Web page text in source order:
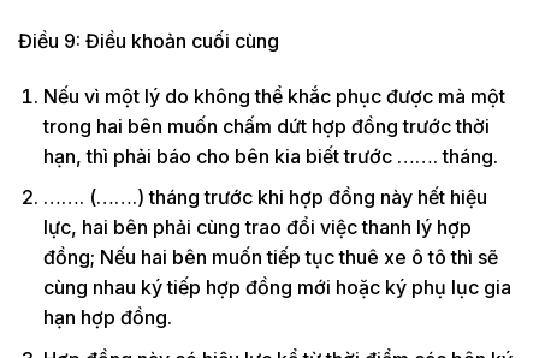
Điều 9: Điều khoản cuối cùng
Nếu vì một lý do không thể khắc phục được mà một
trong hai bên muốn chấm dứt hợp đồng trước thời
hạn, thì phải báo cho bên kia biết trước ……. tháng.
……. (…….) tháng trước khi hợp đồng này hết hiệu
lực, hai bên phải cùng trao đổi việc thanh lý hợp
đồng; Nếu hai bên muốn tiếp tục thuê xe ô tô thì sẽ
cùng nhau ký tiếp hợp đồng mới hoặc ký phụ lục gia
hạn hợp đồng.